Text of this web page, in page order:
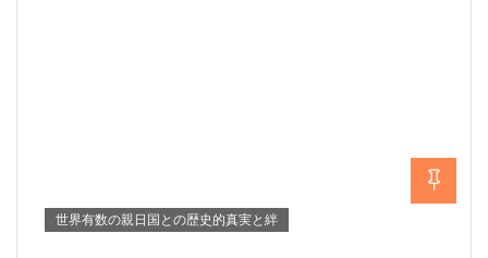
世界有数の親日国との歴史的真実と絆